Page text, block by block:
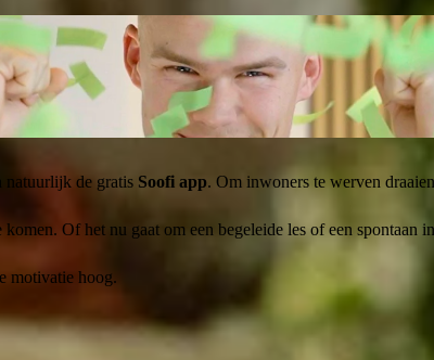
. Samen zorgen we ervoor dat jouw hardware niet alleen
natuurlijk de gratis Soofi app. Om inwoners te werven
Of het nu gaat om een begeleide les of een spontaan
motivatie hoog.